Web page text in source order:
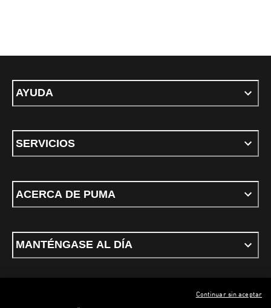
AYUDA
SERVICIOS
ACERCA DE PUMA
MANTÉNGASE AL DÍA
Continuar sin aceptar